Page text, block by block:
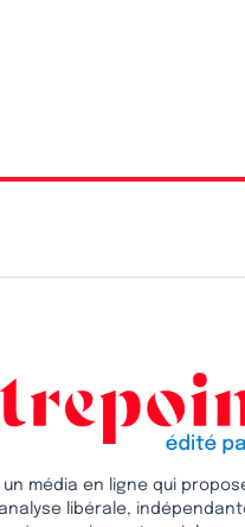
média en ligne qui
libérale,